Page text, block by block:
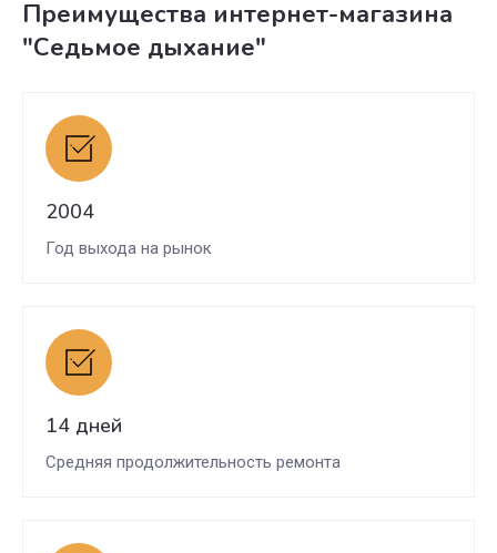
Преимущества интернет-магазина
"Седьмое дыхание"
2004
Год выхода на рынок
14 дней
Средняя продолжительность ремонта